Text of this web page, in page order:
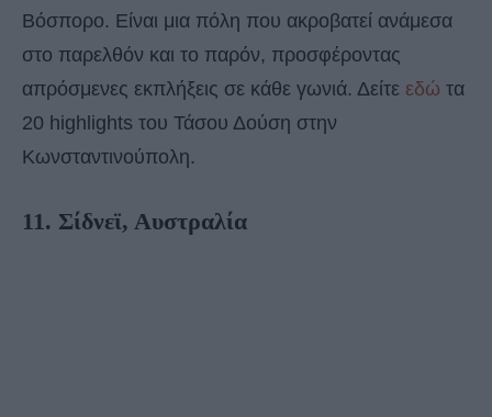
Βόσπορο. Είναι μια πόλη που ακροβατεί ανάμεσα
στο παρελθόν και το παρόν, προσφέροντας
απρόσμενες εκπλήξεις σε κάθε γωνιά. Δείτε εδώ τα
20 highlights του Τάσου Δούση στην
Κωνσταντινούπολη.
11. Σίδνεϊ, Αυστραλία